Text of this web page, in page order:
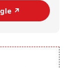
↗️